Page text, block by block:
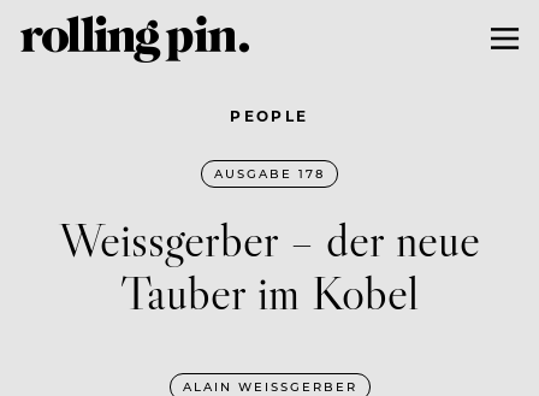
PEOPLE
AUSGABE 178
Weissgerber – der neue
Tauber im Kobel
ALAIN WEISSGERBER